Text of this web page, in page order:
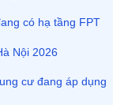
có hạ tầng FPT
Nội 2026
cư đang áp dụng